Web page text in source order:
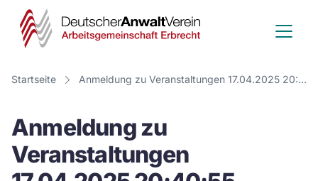
Deutscher
Anwalt
Verein
Startseite Anmeldung zu Veranstaltungen 17.04.2025 20:40:55
Anmeldung zu
Veranstaltungen